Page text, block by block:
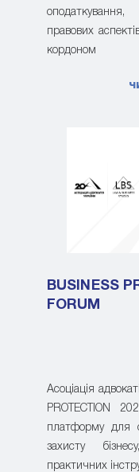
правових
кордоном
BUSINESS
FORUM
Асоціація
PROTECTION
платформу для
захисту
практичних